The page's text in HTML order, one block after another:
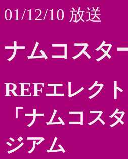
01/12/10 放送
ナムコスタ
REFエレク
「ナムコス
ジアム